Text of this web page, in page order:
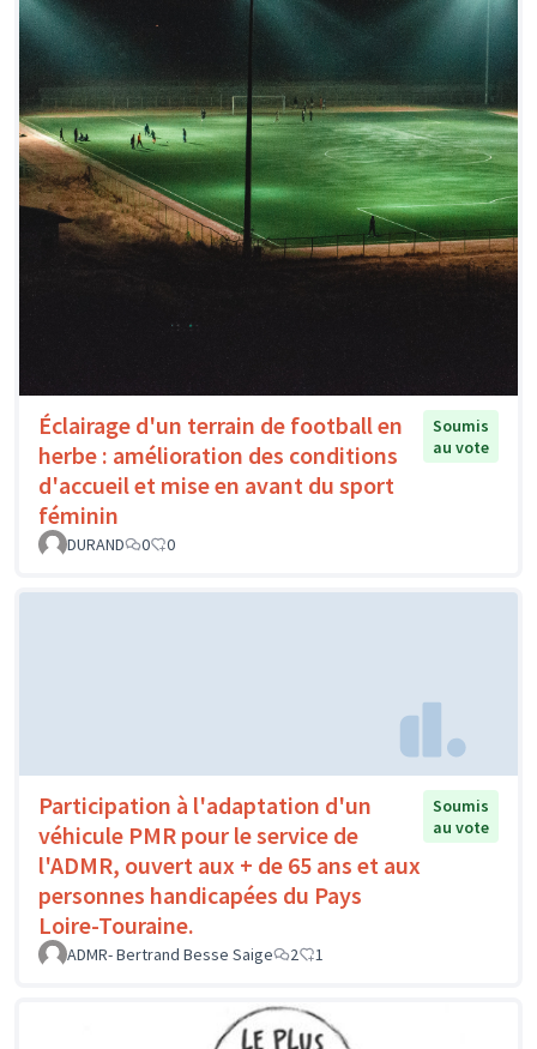
Éclairage d'un terrain de football en
herbe : amélioration des conditions
d'accueil et mise en avant du sport
féminin
Soumis
au vote
DURAND 0 0
Participation à l'adaptation d'un
véhicule PMR pour le service de
l'ADMR, ouvert aux + de 65 ans et aux
personnes handicapées du Pays
Loire-Touraine.
Soumis
au vote
ADMR- Bertrand Besse Saige 2 1